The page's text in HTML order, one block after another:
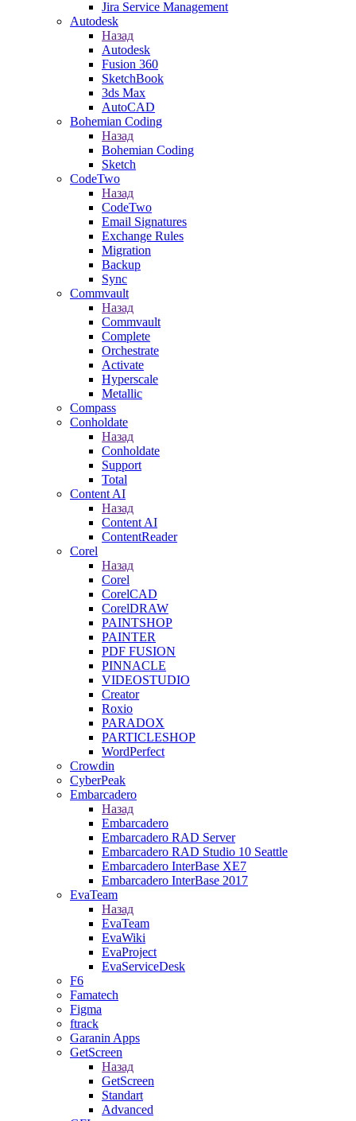
Jira Service Management
Autodesk
Назад
Autodesk
Fusion 360
SketchBook
3ds Max
AutoCAD
Bohemian Coding
Назад
Bohemian Coding
Sketch
CodeTwo
Назад
CodeTwo
Email Signatures
Exchange Rules
Migration
Backup
Sync
Commvault
Назад
Commvault
Complete
Orchestrate
Activate
Hyperscale
Metallic
Compass
Conholdate
Назад
Conholdate
Support
Total
Content AI
Назад
Content AI
ContentReader
Corel
Назад
Corel
CorelCAD
CorelDRAW
PAINTSHOP
PAINTER
PDF FUSION
PINNACLE
VIDEOSTUDIO
Creator
Roxio
PARADOX
PARTICLESHOP
WordPerfect
Crowdin
CyberPeak
Embarcadero
Назад
Embarcadero
Embarcadero RAD Server
Embarcadero RAD Studio 10 Seattle
Embarcadero InterBase XE7
Embarcadero InterBase 2017
EvaTeam
Назад
EvaTeam
EvaWiki
EvaProject
EvaServiceDesk
F6
Famatech
Figma
ftrack
Garanin Apps
GetScreen
Назад
GetScreen
Standart
Advanced